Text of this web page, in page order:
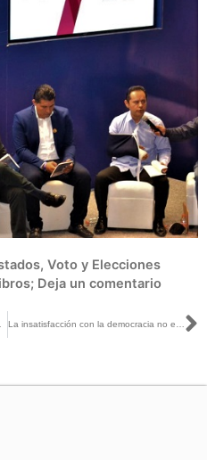
, Voto y Elecciones
Deja un comentario
Sociales”. La insatisfacción con la democracia no es sólo un fenómeno de México, es un fenómeno mundial: Martín Faz con Javier Solórzano